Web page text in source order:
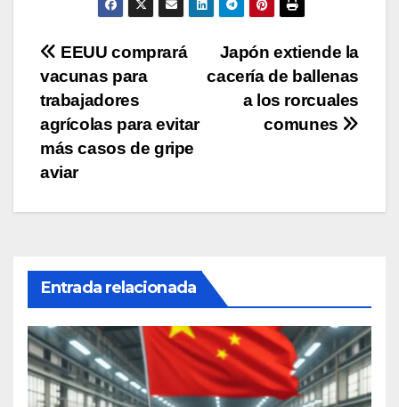
Navegación
de
entradas
Japón extiende la
cacería de ballenas
a los rorcuales
comunes
EEUU comprará
vacunas para
trabajadores
agrícolas para evitar
más casos de gripe
aviar
Entrada relacionada